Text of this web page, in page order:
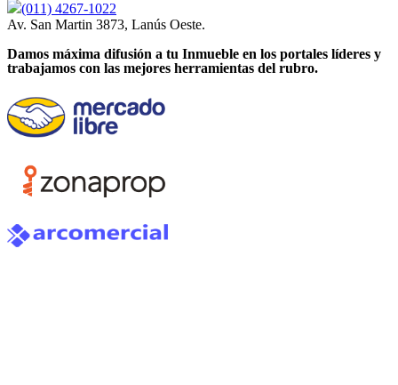
(011) 4267-1022
Av. San Martin 3873, Lanús Oeste.
Damos máxima difusión a tu Inmueble en los portales líderes y
trabajamos con las mejores herramientas del rubro.